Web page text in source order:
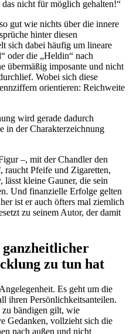
nicht für möglich gehalten!“
gut wie nichts über die innere
hinter diesen
sich dabei häufig um lineare
oder die „Heldin“ nach
übermäßig imposante und nicht
Wobei sich diese
orientieren: Reichweite
wird gerade dadurch
in der Charakterzeichnung
–, mit der Chandler den
raucht Pfeife und Zigaretten,
kleine Gauner, die sein
Und finanzielle Erfolge gelten
ist er auch öfters mal ziemlich
zu seinem Autor, der damit
zu tun hat
Es geht um die
ihren Persönlichkeitsanteilen.
zu bändigen gilt, wie
Gedanken, vollzieht sich die
nach außen und nicht